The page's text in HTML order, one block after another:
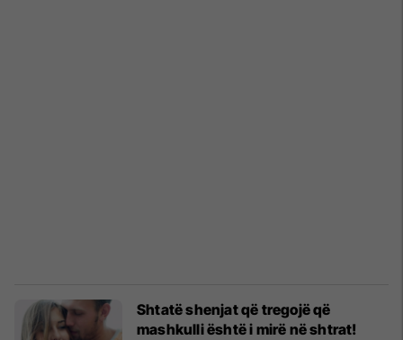
Shtatë shenjat që tregojë që
mashkulli është i mirë në shtrat!